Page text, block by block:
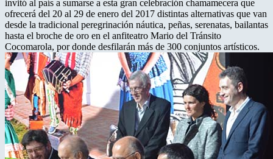
invitó al país a sumarse a esta gran celebración chamamecera que
ofrecerá del 20 al 29 de enero del 2017 distintas alternativas que van
desde la tradicional peregrinación náutica, peñas, serenatas, bailantas
hasta el broche de oro en el anfiteatro Mario del Tránsito
Cocomarola, por donde desfilarán más de 300 conjuntos artísticos.